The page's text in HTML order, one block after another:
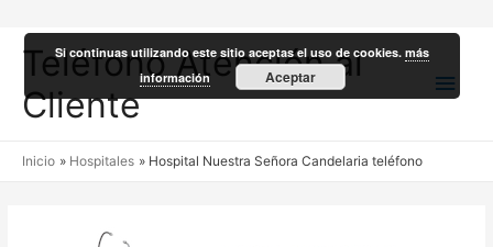
Teléfono Atención al
Cliente
Inicio Hospitales Hospital Nuestra Señora Candelaria teléfono
Si continuas utilizando este sitio aceptas el uso de cookies.más
información
Aceptar